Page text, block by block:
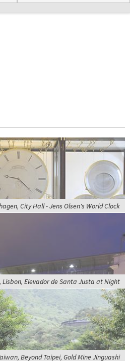
City Hall - Jens Olsen's World Clock
Lisbon, Elevador de Santa Justa at Night
Beyond Taipei, Gold Mine Jinguashi